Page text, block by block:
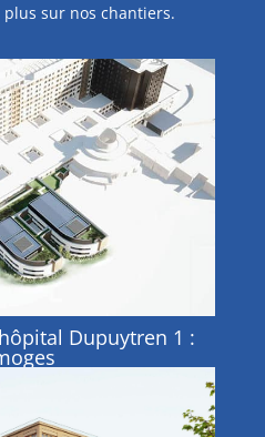
sur nos chantiers.
Dupuytren 1 :